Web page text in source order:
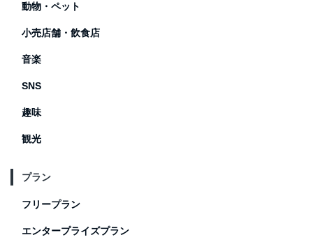
動物・ペット
小売店舗・飲食店
音楽
SNS
趣味
観光
プラン
フリープラン
エンタープライズプラン